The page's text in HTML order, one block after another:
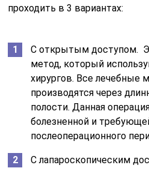
проходить в 3 вариантах:
С открытым доступом.
метод, который
хирургов. Все лечебные
производятся через
полости. Данная
болезненной и
послеоперационного
С лапароскопическим